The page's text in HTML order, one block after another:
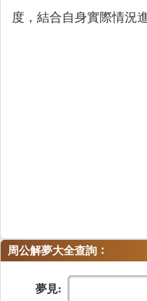
度，結合自身實際情況
周公解夢大全查詢 ：
夢見: